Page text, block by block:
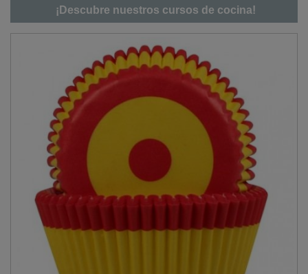
¡Descubre nuestros cursos de cocina!